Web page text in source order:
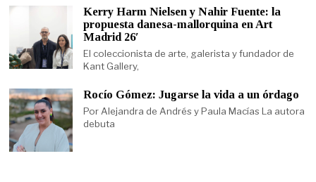
Kerry Harm Nielsen y Nahir Fuente: la
propuesta danesa-mallorquina en Art
Madrid 26′
El coleccionista de arte, galerista y fundador de
Kant Gallery,
Rocío Gómez: Jugarse la vida a un órdago
Por Alejandra de Andrés y Paula Macías La autora
debuta